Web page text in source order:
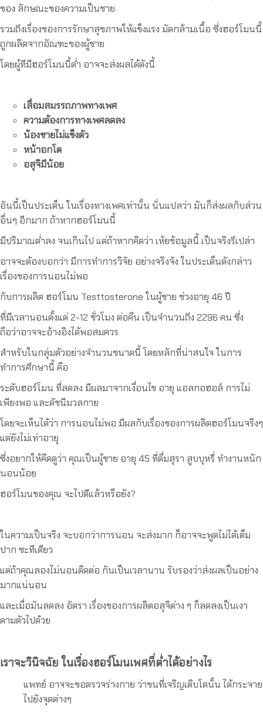
ของ ลักษณะของความเป็นชาย
รวมถึงเรื่องของการรักษาสุขภาพให้แข็งแรง มัดกล้ามเนื้อ ซึ่งฮอร์โมนนี้
ถูกผลิตจากอัณฑะของผู้ชาย
โดยผู้ทีมีฮอร์โมนนี้ต่ำ อาจจะส่งผลได้ดังนี้
เสื่อมสมรรถภาพทางเพศ
ความต้องการทางเพศลดลง
น้องชายไม่แข็งตัว
หน้าอกโต
อสุจิมีน้อย
อันนี้เป็นประเด็น ในเรื่องทางเพศเท่านั้น นั่นแปลว่า มันก็ส่งผลกับส่วน
อื่นๆ อีกมาก ถ้าหากฮอร์โมนนี้
มีปริมาณต่ำลง จนเกินไป แต่ถ้าหากคิดว่า เห้ยข้อมูลนี้ เป็นจริงรึเปล่า
อาจจะต้องบอกว่า มีการทำการวิจัย อย่างจริงจัง ในประเด็นดังกล่าว
เรื่องของการนอนไม่พอ
กับการผลิต ฮอร์โมน Testtosterone ในผู้ชาย ช่วงอายุ 46 ปี
ที่มีเวลานอนตั้งแต่ 2-12 ชั่วโมง ต่อคืน เป็นจำนวนถึง 2296 คน ซึ่ง
ถือว่าอาจจะอ้างอิงได้พอสมควร
สำหรับในกลุ่มตัวอย่างจำนวนขนาดนี้ โดยหลักที่น่าสนใจ ในการ
ทำการศึกษานี้ คือ
ระดับฮอร์โมน ที่ลดลง มีผลมาจากเงื่อนไข อายุ แอลกอฮอล์ การไม่
เพียงพอ และดัชนีมวลกาย
โดยจะเห็นได้ว่า การนอนไม่พอ มีผลกับเรื่องของการผลิตฮอร์โมนจริงๆ
แต่ยังไม่เท่าอายุ
ซึ่งอยากให้คิดดูว่า คุณเป็นผู้ชาย อายุ 45 ที่ดื่มสุรา สูบบุหรี่ ทำงานหนัก
นอนน้อย
ฮอร์โมนของคุณ จะไปดีแล้วหรือยัง?
ในความเป็นจริง จะบอกว่าการนอน จะส่งมาก ก็อาจจะพูดไม่ได้เต็ม
ปาก ซะทีเดียว
แต่ถ้าคุณลองไม่นอนติดต่อ กันเป็นเวลานาน รับรองว่าส่งผลเป็นอย่าง
มากแน่นอน
และเมื่อมันลดลง อัตรา เรื่องของการผลิตอสุจิต่าง ๆ ก็ลดลงเป็นเงา
ตามตัวไปด้วย
เราจะวินิจฉัย ในเรื่องฮอร์โมนเพศที่ต่ำได้อย่างไร
แพทย์ อาจจะขอตรวจร่างกาย ว่าขนที่เจริญเติบโตนั้น ได้กระจาย
ไปยังจุดต่างๆ